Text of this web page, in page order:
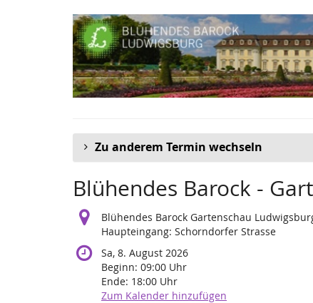
Zu anderem Termin wechseln
Blühendes Barock -
Blühendes Barock Gartenschau
Haupteingang: Schorndorfer Strasse
Sa, 8. August 2026
Beginn: 09:00 Uhr
Ende: 18:00 Uhr
Zum Kalender hinzufügen